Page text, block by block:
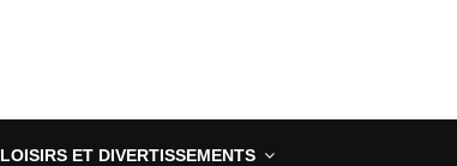
LOISIRS ET DIVERTISSEMENTS